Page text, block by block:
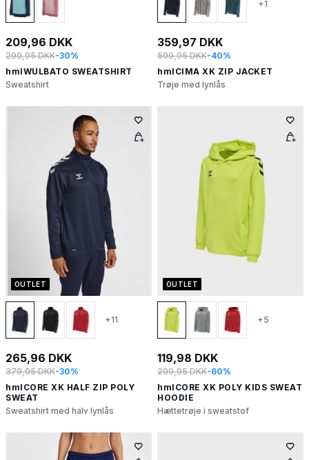
209,96 DKK
299,95 DKK-30%
hmlWULBATO SWEATSHIRT
Sweatshirt
+1
359,97 DKK
599,95 DKK-40%
hmlCIMA XK ZIP JACKET
Trøje med lynlås
OUTLET
+11
265,96 DKK
379,95 DKK-30%
hmlCORE XK HALF ZIP POLY
SWEAT
Sweatshirt med halv lynlås
OUTLET
+5
119,98 DKK
299,95 DKK-60%
hmlCORE XK POLY KIDS SWEAT
HOODIE
Hættetrøje i sweatstof